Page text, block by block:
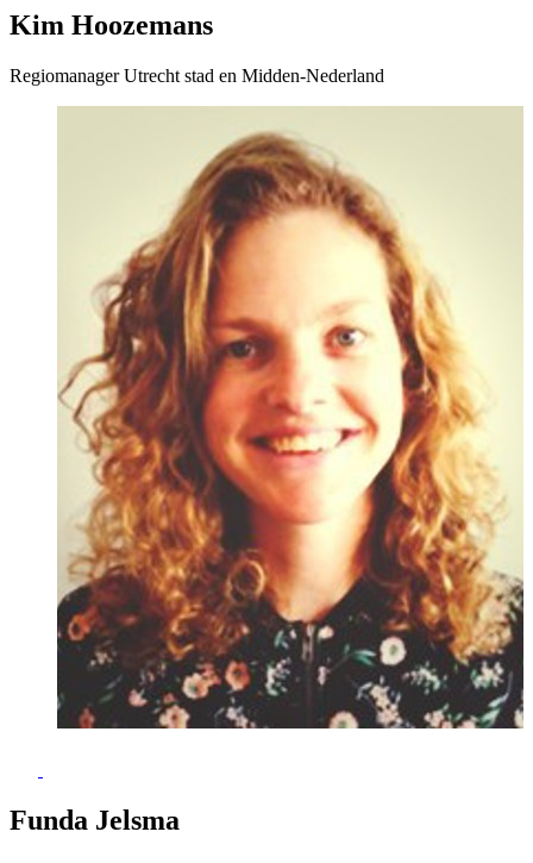
Kim Hoozemans
Regiomanager Utrecht stad en Midden-Nederland
Funda Jelsma